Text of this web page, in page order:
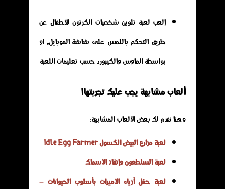
إلعب لعبة تلوين شخصيات الكرتون للأطفال عن
طريق التحكم باللمس على شاشة الموبايل, او
بواسطة الماوس والكيبورد حسب تعليمات اللعبة
ألعاب مشابهة يجب عليك تجربتها!
وهنا نفدم لك بعض الألعاب المشابهة:
لعبة مزارع البيض الكسول Idle Egg Farmer
لعبة السلطعون وإنقاذ الأسماك
لعبة حفل أزياء الأميرات بأسلوب الحيوانات –